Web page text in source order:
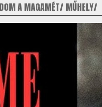
A MAGAMÉT MŰHELY